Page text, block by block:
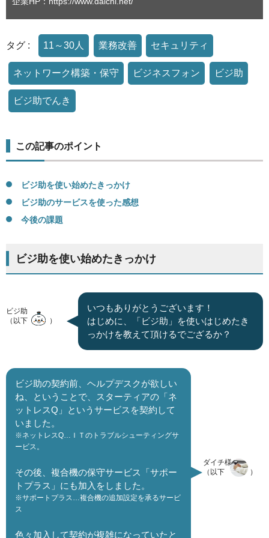
タグ : 11～30人 業務改善 セキュリティ
ネットワーク構築・保守 ビジネスフォン ビジ助
ビジ助でんき
この記事のポイント
ビジ助を使い始めたきっかけ
ビジ助のサービスを使った感想
今後の課題
ビジ助を使い始めたきっかけ
ビジ助
（以下
）
いつもありがとうございます！
はじめに、「ビジ助」を使いはじめたき
っかけを教えて頂けるでござるか？
ビジ助の契約前、ヘルプデスクが欲しい
ね、ということで、スターティアの「ネ
ットレスQ」というサービスを契約して
いました。
※ネットレスQ…ＩＴのトラブルシューティングサ
ービス。
その後、複合機の保守サービス「サポー
トプラス」にも加入をしました。
※サポートプラス…複合機の追加設定を承るサービ
ス
色々加入して契約が複雑になっていたと
ダイチ様
（以下
）